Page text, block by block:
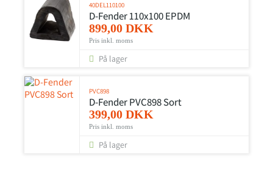
40DEL110100
D-Fender 110x100 EPDM
899,00 DKK
Pris inkl. moms
På lager
PVC898
D-Fender PVC898 Sort
399,00 DKK
Pris inkl. moms
På lager